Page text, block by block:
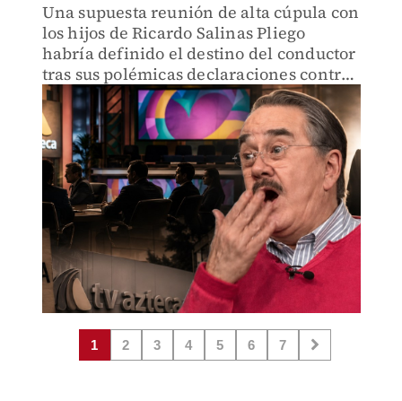
Una supuesta reunión de alta cúpula con
los hijos de Ricardo Salinas Pliego
habría definido el destino del conductor
tras sus polémicas declaraciones contra
los animales.
1 2 3 4 5 6 7